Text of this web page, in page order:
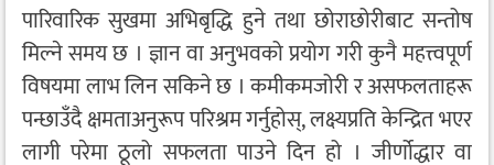
पारिवारिक सुखमा अभिबृद्धि हुने तथा छोराछोरीबाट सन्तोष
मिल्ने समय छ । ज्ञान वा अनुभवको प्रयोग गरी कुनै महत्त्वपूर्ण
विषयमा लाभ लिन सकिने छ । कमीकमजोरी र असफलताहरू
पन्छाउँदै क्षमताअनुरूप परिश्रम गर्नुहोस्, लक्ष्यप्रति केन्द्रित भएर
लागी परेमा ठूलो सफलता पाउने दिन हो । जीर्णोद्धार वा